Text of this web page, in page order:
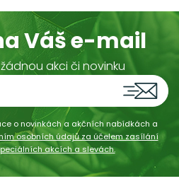
Váš e-mail
akci či novinku
o novinkách a akčních nabídkách a
osobních údajů za účelem zasílání
akcích a slevách.